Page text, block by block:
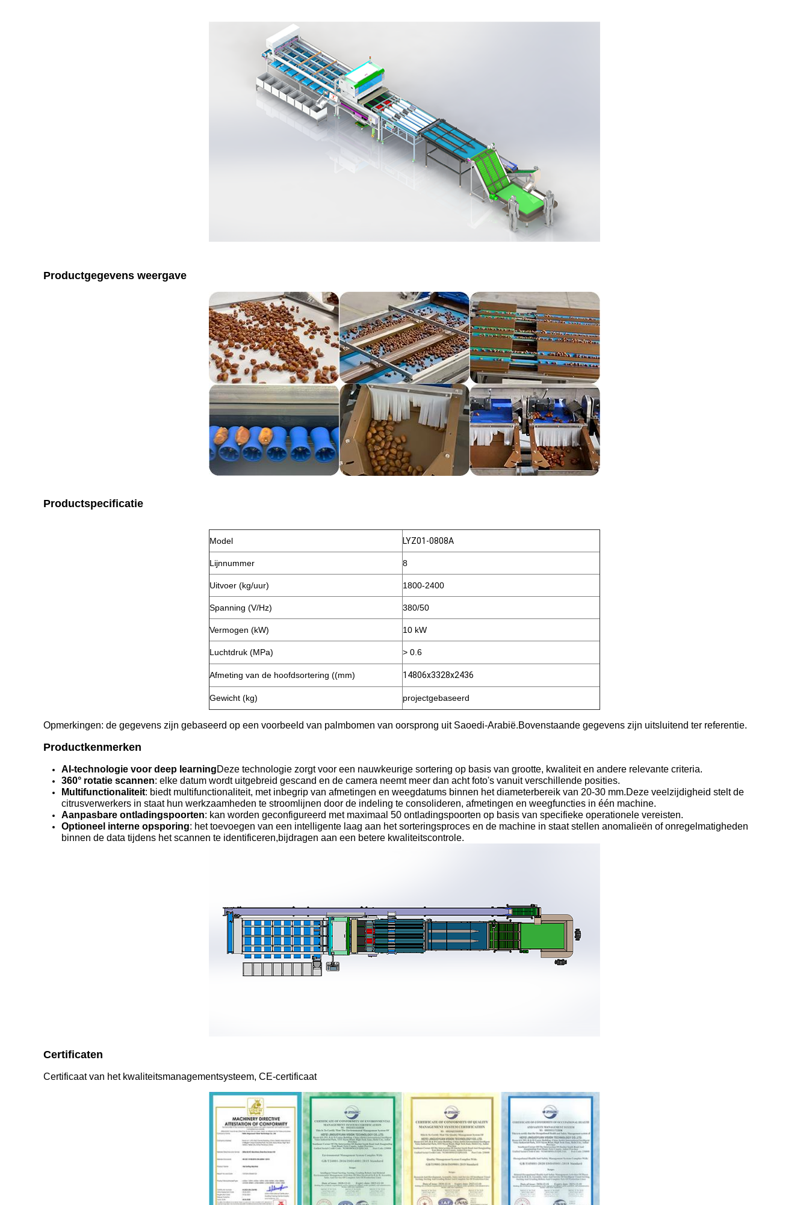
Productgegevens weergave
Productspecificatie
Model LYZ01-0808A
Lijnnummer 8
Uitvoer (kg/uur) 1800-2400
Spanning (V/Hz) 380/50
Vermogen (kW) 10 kW
Luchtdruk (MPa) > 0.6
Afmeting van de hoofdsortering ((mm) 14806x3328x2436
Gewicht (kg) projectgebaseerd
Opmerkingen: de gegevens zijn gebaseerd op een voorbeeld van palmbomen van oorsprong uit Saoedi-Arabië.Bovenstaande gegevens zijn uitsluitend ter referentie.
Productkenmerken
AI-technologie voor deep learningDeze technologie zorgt voor een nauwkeurige sortering op basis van grootte, kwaliteit en andere relevante criteria.
360° rotatie scannen: elke datum wordt uitgebreid gescand en de camera neemt meer dan acht foto's vanuit verschillende posities.
Multifunctionaliteit: biedt multifunctionaliteit, met inbegrip van afmetingen en weegdatums binnen het diameterbereik van 20-30 mm.Deze veelzijdigheid stelt de
citrusverwerkers in staat hun werkzaamheden te stroomlijnen door de indeling te consolideren, afmetingen en weegfuncties in één machine.
Aanpasbare ontladingspoorten: kan worden geconfigureerd met maximaal 50 ontladingspoorten op basis van specifieke operationele vereisten.
Optioneel interne opsporing: het toevoegen van een intelligente laag aan het sorteringsproces en de machine in staat stellen anomalieën of onregelmatigheden
binnen de data tijdens het scannen te identificeren,bijdragen aan een betere kwaliteitscontrole.
Certificaten
Certificaat van het kwaliteitsmanagementsysteem, CE-certificaat